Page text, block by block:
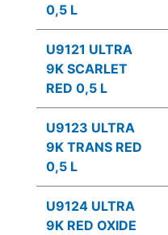
0,5 L
U9121 ULTRA
9K SCARLET
RED 0,5 L
U9123 ULTRA
9K TRANS RED
0,5 L
U9124 ULTRA
9K RED OXIDE